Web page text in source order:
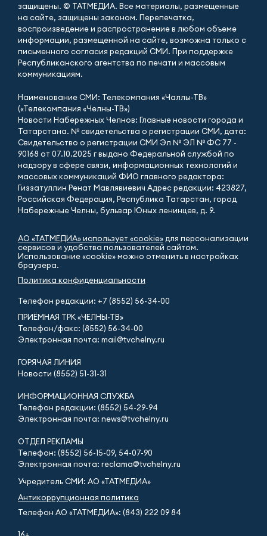
защищены. © ТАТМЕДИА. Все материалы, размещенные
на сайте, защищены законом. Перепечатка,
воспроизведение и распространение в любом объеме
информации, размещенной на сайте, возможна только с
письменного согласия редакций СМИ. При поддержке
Республиканского агентства по печати и массовым
коммуникациям.
Наименование СМИ: Телекомпания «Чаллы-ТВ»
(«Телекомпания «Челны-ТВ»)
Новости Набережных Челнов: Главные новости города и
Татарстана. № свидетельства о регистрации СМИ, дата:
Свидетельство о регистрации СМИ Эл № ЭЛ № ФС 77 -
90168 от 07.10.2025 г выдано Федеральной службой по
надзору в сфере связи, информационных технологий и
массовых коммуникаций ФИО главного редактора:
Гиззатуллин Ренат Мавлявиевич Адрес редакции: 423827,
Российская Федерация, Республика Татарстан, город
Набережные Челны, бульвар Юных ленинцев, д. 9.
АО «ТАТМЕДИА» использует «cookie» для персонализации
сервисов и удобства пользователей сайтом.
Использование «cookie» можно отменить в настройках
браузера.
Политика конфиденциальности
Телефон редакции: +7 (8552) 56-34-00
ПРИЁМНАЯ ТРК «ЧЕЛНЫ-ТВ»
Телефон/факс: (8552) 56-34-00
Электронная почта: mail@tvchelny.ru
ГОРЯЧАЯ ЛИНИЯ
Новости (8552) 51-31-31
ИНФОРМАЦИОННАЯ СЛУЖБА
Телефон редакции: (8552) 54-29-94
Электронная почта: news@tvchelny.ru
ОТДЕЛ РЕКЛАМЫ
Телефон: (8552) 56-15-09, 54-07-90
Электронная почта: reclama@tvchelny.ru
Учредитель СМИ: АО «ТАТМЕДИА»
Антикоррупционная политика
Телефон АО «ТАТМЕДИА»: (843) 222 09 84